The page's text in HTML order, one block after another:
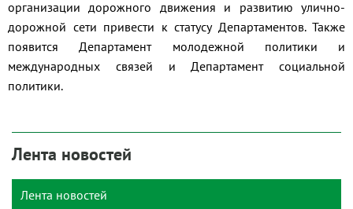
организации дорожного движения и развитию улично-
дорожной сети привести к статусу Департаментов. Также
появится Департамент молодежной политики и
международных связей и Департамент социальной
политики.
Лента новостей
Лента новостей